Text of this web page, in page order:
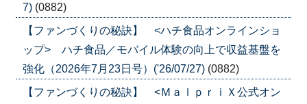
7) (0882)
【ファンづくりの秘訣】 <ハチ食品オンラインショ
ップ> ハチ食品／モバイル体験の向上で収益基盤を
強化（2026年7月23日号）('26/07/27) (0882)
【ファンづくりの秘訣】 <ＭａｌｐｒｉＸ公式オン